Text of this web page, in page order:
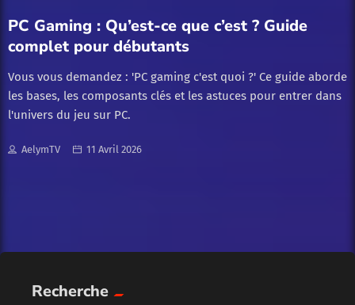
Guides de jeu
Guides et astuces
Guides et Conseils
Jeux vidéo
Tech & nouveautés
PC Gaming : Qu’est-ce que c’est ? Guide
complet pour débutants
Vous vous demandez : 'PC gaming c'est quoi ?' Ce guide aborde
les bases, les composants clés et les astuces pour entrer dans
l'univers du jeu sur PC.
AelymTV 11 Avril 2026
Recherche